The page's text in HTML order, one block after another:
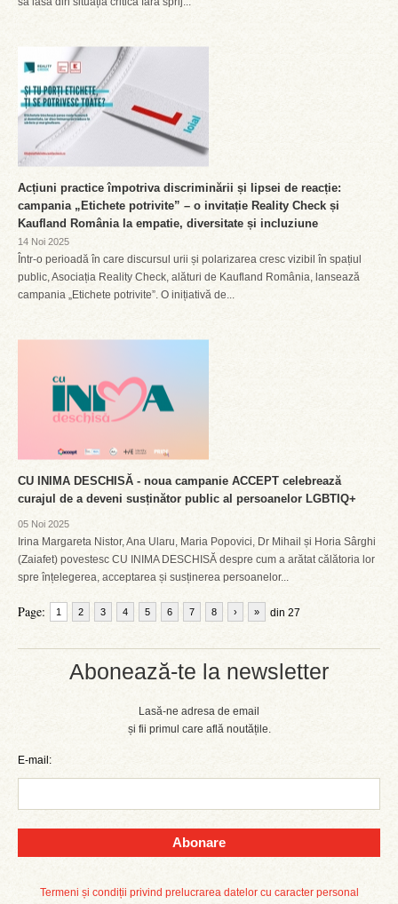
Abonează-te la newsletter
Lasă-ne adresa de email
și fii primul care află noutățile.
E-mail:
Abonare
Termeni și condiții privind prelucrarea datelor cu caracter personal
Acțiuni practice împotriva discriminării și lipsei de reacție:
campania „Etichete potrivite” – o invitație Reality Check și
Kaufland România la empatie, diversitate și incluziune
14 Noi 2025
Într-o perioadă în care discursul urii și polarizarea cresc vizibil în spațiul
public, Asociația Reality Check, alături de Kaufland România, lansează
campania „Etichete potrivite”. O inițiativă de...
CU INIMA DESCHISĂ - noua campanie ACCEPT celebrează
curajul de a deveni susținător public al persoanelor LGBTIQ+
05 Noi 2025
Irina Margareta Nistor, Ana Ularu, Maria Popovici, Dr Mihail și Horia Sârghi
(Zaiafet) povestesc CU INIMA DESCHISĂ despre cum a arătat călătoria lor
spre înțelegerea, acceptarea și susținerea persoanelor...
Page: 1 2 3 4 5 6 7 8 din 27
› »